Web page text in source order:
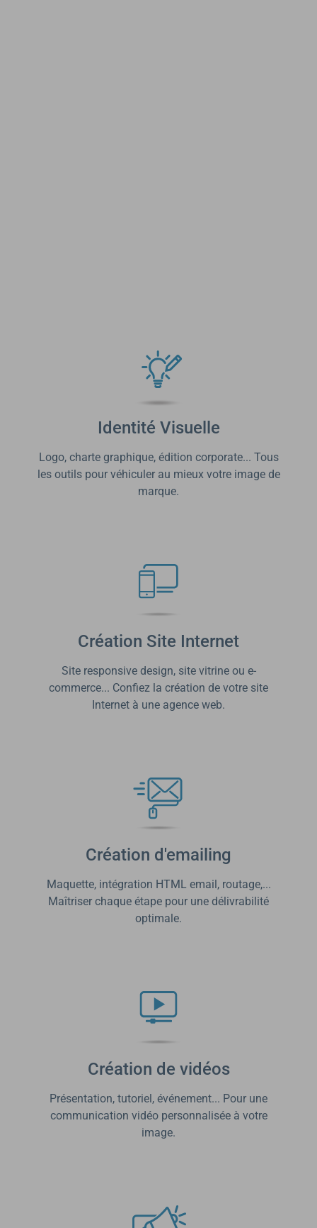
Identité Visuelle
Logo, charte graphique, édition corporate... Tous
les outils pour véhiculer au mieux votre image de
marque.
Création Site Internet
Site responsive design, site vitrine ou e-
commerce... Confiez la création de votre site
Internet à une agence web.
Création d'emailing
Maquette, intégration HTML email, routage,...
Maîtriser chaque étape pour une délivrabilité
optimale.
Création de vidéos
Présentation, tutoriel, événement... Pour une
communication vidéo personnalisée à votre
image.